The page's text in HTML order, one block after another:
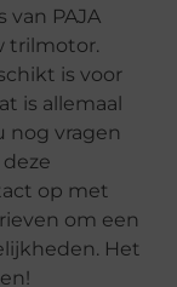
van PAJA
trilmotor.
is voor
is allemaal
nog vragen
op met
om een
Het